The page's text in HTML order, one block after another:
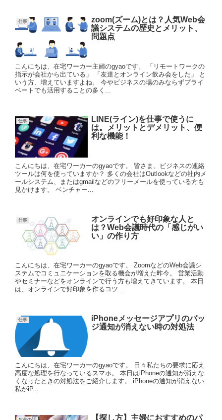
仕事
zoom(ズーム)とは？人気Web会
議システムの歴史とメリット、
問題点
こんにちは、在宅ワーカー主婦のgyaoです。 「リモートワークの
指示が会社から出ている」 「友達とオンライン飲み会をした」 と
いう方、増えていますよね。 今やビジネスの場のみならずプライ
ベートでも活用することの多く...
仕事
LINE(ライン)を仕事で使うに
は。メリットとデメリット、便
利な機能！
こんにちは、在宅ワーカーのgyaoです。 皆さま、ビジネスの連絡
ツールは何を使っていますか？ 多くの会社はOutlookなどの社内メ
ールシステム、またはgmailなどのフリーメールを使っている方も
見かけます。 ベンチャー...
仕事
オンラインでも好印象な人と
は？Web会議時代の「感じがい
い」の作り方
こんにちは、在宅ワーカーのgyaoです。 ZoomなどのWeb会議シ
ステムでコミュニケーションを取る機会が増えた昨今。 営業活動
やセミナーなどをオンラインで行う方も増えてきています。 本日
は、オンラインで好印象を作るコツ...
仕事
iPhoneメッセージアプリのバッ
ジ通知が消えない時の対処法
こんにちは、在宅ワーカーのgyaoです。 日々私たちの要求に応え
高度な処理を行なっているスマホ。 本日はiPhoneの通知が消えな
くなったときの対処法をご紹介します。 iPhoneの通知が消えない
私がiP...
【探し方】主婦におすすめのパ